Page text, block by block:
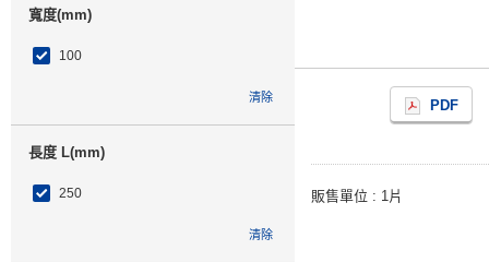
寬度(mm)
100
清除
長度 L(mm)
250
清除
PDF
販售單位 1片